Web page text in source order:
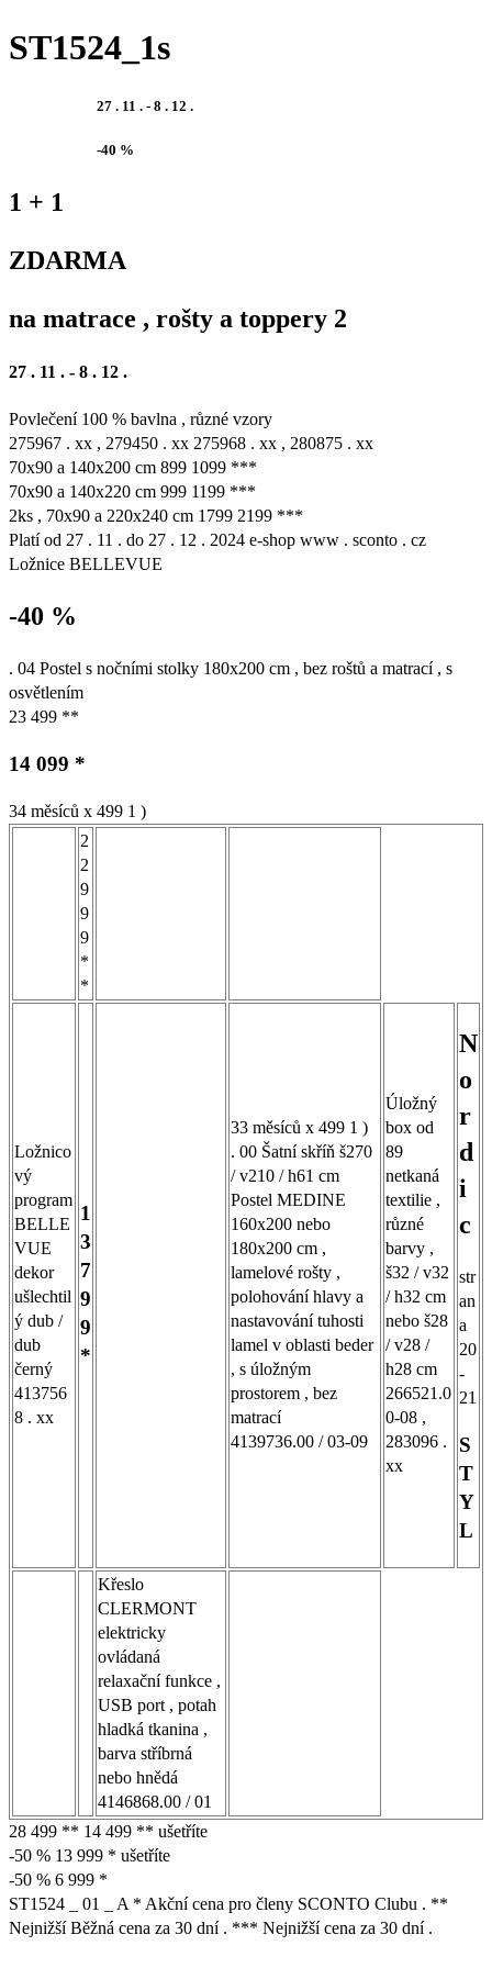
ST1524_1s
27 . 11 . - 8 . 12 .
-40 %
1 + 1
ZDARMA
na matrace , rošty a toppery 2
27 . 11 . - 8 . 12 .
Povlečení 100 % bavlna , různé vzory
275967 . xx , 279450 . xx 275968 . xx , 280875 . xx
70x90 a 140x200 cm 899 1099 ***
70x90 a 140x220 cm 999 1199 ***
2ks , 70x90 a 220x240 cm 1799 2199 ***
Platí od 27 . 11 . do 27 . 12 . 2024 e-shop www . sconto . cz
Ložnice BELLEVUE
-40 %
. 04 Postel s nočními stolky 180x200 cm , bez roštů a matrací , s
osvětlením
23 499 **
14 099 *
34 měsíců x 499 1 )
2
2
9
9
9
*
*
Ložnico
vý
program
BELLE
VUE
dekor
ušlechtil
ý dub /
dub
černý
413756
8 . xx
1
3
7
9
9
*
33 měsíců x 499 1 )
. 00 Šatní skříň š270
/ v210 / h61 cm
Postel MEDINE
160x200 nebo
180x200 cm ,
lamelové rošty ,
polohování hlavy a
nastavování tuhosti
lamel v oblasti beder
, s úložným
prostorem , bez
matrací
4139736.00 / 03-09
Úložný
box od
89
netkaná
textilie ,
různé
barvy ,
š32 / v32
/ h32 cm
nebo š28
/ v28 /
h28 cm
266521.0
0-08 ,
283096 .
xx
N
o
r
d
i
c
str
an
a
20
-
21
S
T
Y
L
Křeslo
CLERMONT
elektricky
ovládaná
relaxační funkce ,
USB port , potah
hladká tkanina ,
barva stříbrná
nebo hnědá
4146868.00 / 01
28 499 ** 14 499 ** ušetříte
-50 % 13 999 * ušetříte
-50 % 6 999 *
ST1524 _ 01 _ A * Akční cena pro členy SCONTO Clubu . **
Nejnižší Běžná cena za 30 dní . *** Nejnižší cena za 30 dní .